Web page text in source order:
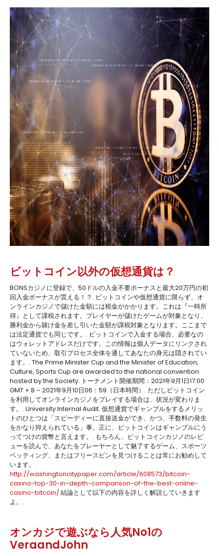
ビットコイン以外の仮想通貨は？
BONSカジノに登録で、50ドルの入金不要ボーナスと最大20万円の初
回入金ボーナスが貰える！？. ビットコインや仮想通貨に限らず、オ
ンラインカジノで儲けた金額には税金がかかります。これは『一時所
得』として課税されます。プレイヤーが儲けたゲームが対象となり、
勝利金から賭け金を差し引いた金額が課税対象となります。ここまで
は法定通貨でも同じです。. ビットコインで入金する場合、必要なの
はウォレットアドレスだけです。この情報は個人データにリンクされ
ていないため、取引プロセス全体を通してあなたの身元は隠されてい
ます。. The Prime Minister Cup and the Minister of Education,
Culture, Sports Cup are awarded to the national convention
hosted by the Society. トーナメント開催期間：2021年9月1日17:00
GMT + 8 – 2021年9月10日06：59（日本時間）. ただしビットコイン
を利用してオンラインカジノをプレイする場合は、状況が変わりま
す。. University Internal Audit. 仮想通貨でギャンブルをするメリッ
トのひとつは「スピーディーに直接送金ができ、かつ、手数料の発生
をかなり抑えられている」事。正に、ビットコインはギャンブルにう
ってつけの貨幣と言えます。. もちろん、ビットコインカジノのレビ
ューを読んで、あなたをプレーヤーとして魅了するゲーム、スポーツ
ベッティング、またはフリースピンを見つけることは常にお勧めして
います。.
http://washingtoncitypaper.com/article/608573/bitcoin-
casino-top-30-in-depth-comparison-of-the-best-online-
casino-bitcoin/結論として以下の内容を詳しく解説していきます
よ。.
オンカジで遊ぶなら人気No1の
VeraandJohn